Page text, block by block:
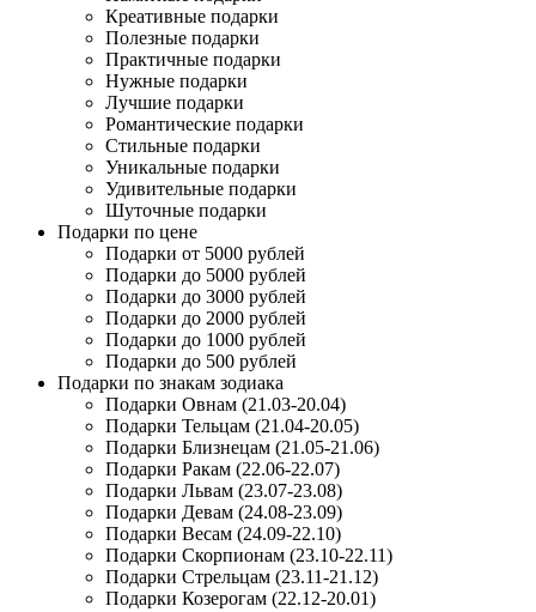
Креативные подарки
Полезные подарки
Практичные подарки
Нужные подарки
Лучшие подарки
Романтические подарки
Стильные подарки
Уникальные подарки
Удивительные подарки
Шуточные подарки
Подарки по цене
Подарки от 5000 рублей
Подарки до 5000 рублей
Подарки до 3000 рублей
Подарки до 2000 рублей
Подарки до 1000 рублей
Подарки до 500 рублей
Подарки по знакам зодиака
Подарки Овнам (21.03-20.04)
Подарки Тельцам (21.04-20.05)
Подарки Близнецам (21.05-21.06)
Подарки Ракам (22.06-22.07)
Подарки Львам (23.07-23.08)
Подарки Девам (24.08-23.09)
Подарки Весам (24.09-22.10)
Подарки Скорпионам (23.10-22.11)
Подарки Стрельцам (23.11-21.12)
Подарки Козерогам (22.12-20.01)